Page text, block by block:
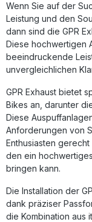
herausnehmbare
Ihren
Auspuffsystem
Halterungen und
perfekte Passform und
Slip-On Auspuff mit
Leistung und
einfach und passgenau Hergestellt in
zertifizierte Qualität Lieferumfang: GPR Deeptone Slip-
Auspuff Link Pipe Entfernbarer dB-Killer
Wenn Sie auf der
Leistung und den
dann sind die GPR
Diese hochwertigen
beeindruckende
unvergleichlichen
GPR Exhaust bietet
Bikes an, darunter
Diese
Anforderungen von
Enthusiasten
den ein
bringen kann.
Die Installation der
dank präziser
die Kombination aus